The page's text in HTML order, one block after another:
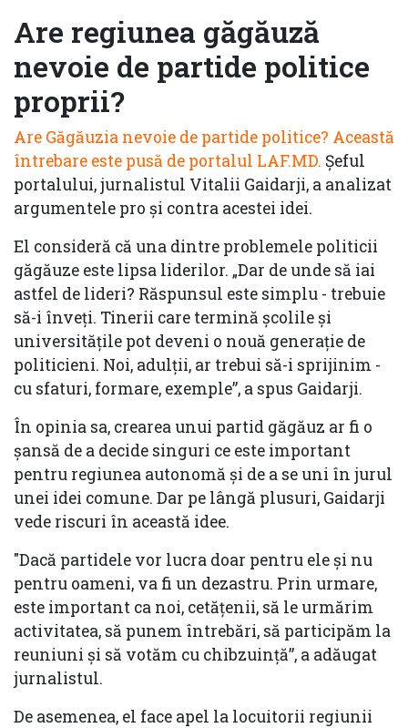
Are regiunea găgăuză
nevoie de partide politice
proprii?
Are Găgăuzia nevoie de partide politice? Această
întrebare este pusă de portalul LAF.MD. Șeful
portalului, jurnalistul Vitalii Gaidarji, a analizat
argumentele pro și contra acestei idei.
El consideră că una dintre problemele politicii
găgăuze este lipsa liderilor. „Dar de unde să iai
astfel de lideri? Răspunsul este simplu - trebuie
să-i înveți. Tinerii care termină școlile și
universitățile pot deveni o nouă generație de
politicieni. Noi, adulții, ar trebui să-i sprijinim -
cu sfaturi, formare, exemple”, a spus Gaidarji.
În opinia sa, crearea unui partid găgăuz ar fi o
șansă de a decide singuri ce este important
pentru regiunea autonomă și de a se uni în jurul
unei idei comune. Dar pe lângă plusuri, Gaidarji
vede riscuri în această idee.
"Dacă partidele vor lucra doar pentru ele și nu
pentru oameni, va fi un dezastru. Prin urmare,
este important ca noi, cetățenii, să le urmărim
activitatea, să punem întrebări, să participăm la
reuniuni și să votăm cu chibzuință”, a adăugat
jurnalistul.
De asemenea, el face apel la locuitorii regiunii